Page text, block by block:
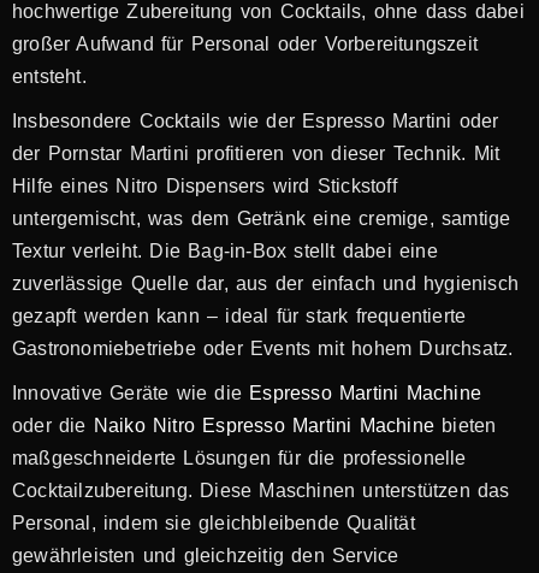
hochwertige Zubereitung von Cocktails, ohne dass dabei
großer Aufwand für Personal oder Vorbereitungszeit
entsteht.
Insbesondere Cocktails wie der Espresso Martini oder
der Pornstar Martini profitieren von dieser Technik. Mit
Hilfe eines Nitro Dispensers wird Stickstoff
untergemischt, was dem Getränk eine cremige, samtige
Textur verleiht. Die Bag-in-Box stellt dabei eine
zuverlässige Quelle dar, aus der einfach und hygienisch
gezapft werden kann – ideal für stark frequentierte
Gastronomiebetriebe oder Events mit hohem Durchsatz.
Innovative Geräte wie die Espresso Martini Machine
oder die Naiko Nitro Espresso Martini Machine bieten
maßgeschneiderte Lösungen für die professionelle
Cocktailzubereitung. Diese Maschinen unterstützen das
Personal, indem sie gleichbleibende Qualität
gewährleisten und gleichzeitig den Service